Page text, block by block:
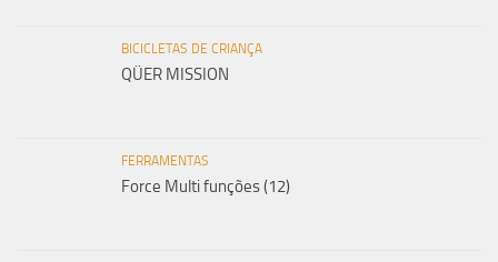
BICICLETAS DE CRIANÇA
QÜER MISSION
FERRAMENTAS
Force Multi funções (12)